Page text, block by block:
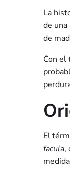
La
de
de
Con el
El
facula,